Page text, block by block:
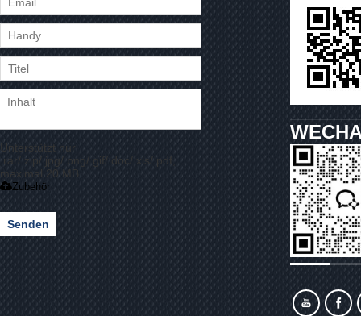
Unterstützt nur
.rar/.zip/.jpg/.png/.gif/.doc/.xls/.pdf,
maximal 20 MB
Zubehör
Senden